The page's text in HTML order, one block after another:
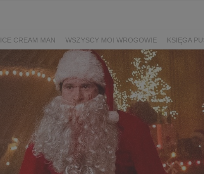
ICE CREAM MAN WSZYSCY MOI WROGOWIE KSIĘGA
POWIEDZ MI, CO CZUJESZ BARANEK SHAUN I KUDŁATA
OJCZYZNA LUNA I ROZGADANA ŚWINKA